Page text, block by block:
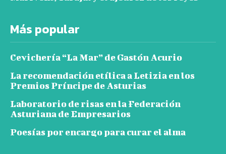
Más popular
Cevichería “La Mar” de Gastón Acurio
La recomendación etílica a Letizia en los
Premios Príncipe de Asturias
Laboratorio de risas en la Federación
Asturiana de Empresarios
Poesías por encargo para curar el alma